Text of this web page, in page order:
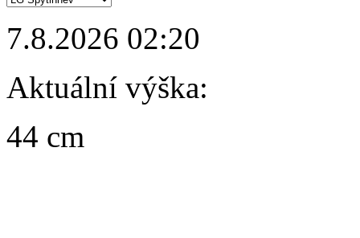
7.8.2026 02:20
Aktuální výška:
44 cm